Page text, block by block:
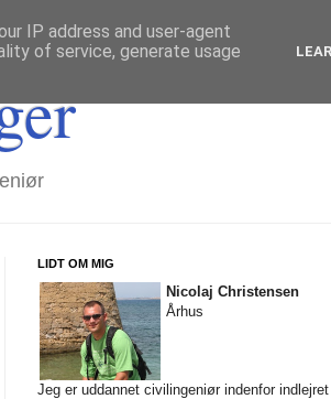
LIDT OM MIG
Nicolaj Christensen
Århus
Jeg er uddannet civilingeniør indenfor
IP address and user-agent
of service, generate usage